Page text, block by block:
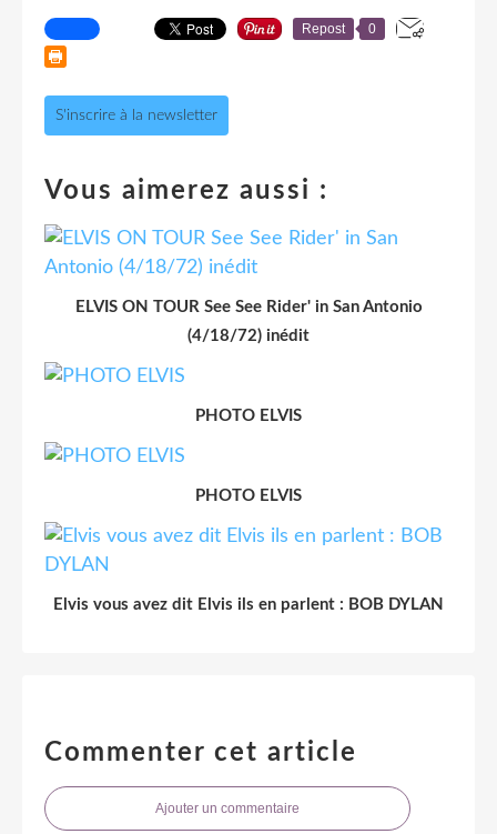
Repost 0
S'inscrire à la newsletter
Vous aimerez aussi :
ELVIS ON TOUR See See Rider' in San Antonio
(4/18/72) inédit
PHOTO ELVIS
PHOTO ELVIS
Elvis vous avez dit Elvis ils en parlent : BOB DYLAN
Commenter cet article
Ajouter un commentaire